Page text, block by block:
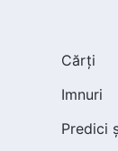
Cărți
Imnuri
Predici